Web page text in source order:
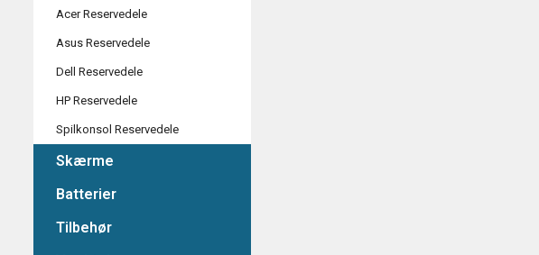
Acer Reservedele
Asus Reservedele
Dell Reservedele
HP Reservedele
Spilkonsol Reservedele
Skærme
Batterier
Tilbehør